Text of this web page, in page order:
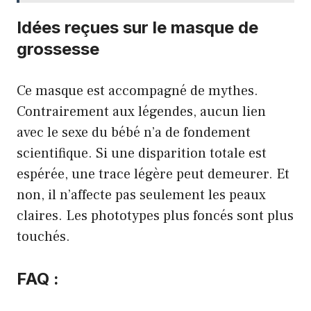
Idées reçues sur le masque de
grossesse
Ce masque est accompagné de mythes.
Contrairement aux légendes, aucun lien
avec le sexe du bébé n’a de fondement
scientifique. Si une disparition totale est
espérée, une trace légère peut demeurer. Et
non, il n’affecte pas seulement les peaux
claires. Les phototypes plus foncés sont plus
touchés.
FAQ :